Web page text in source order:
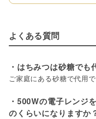
よくある質問
・はちみつは砂糖でも
ご家庭にある砂糖で代用で
・500Wの電子レンジ
のくらいになりますか